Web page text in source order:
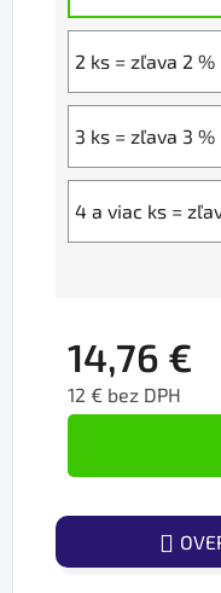
2 ks = zľava 2 %
3 ks = zľava 3 %
4 a viac ks =
14,76 €
12 € bez DPH